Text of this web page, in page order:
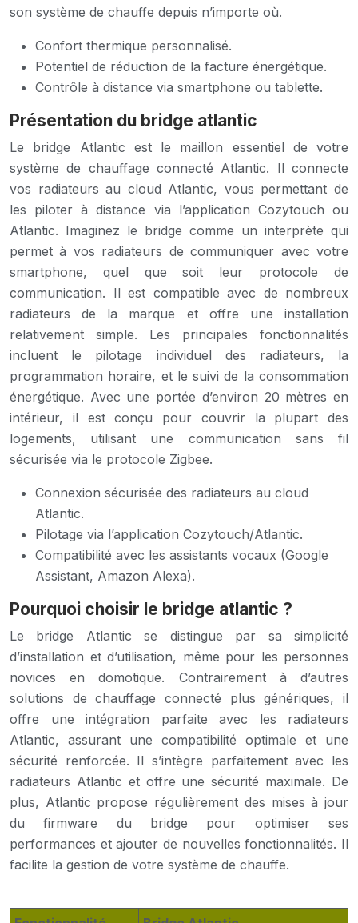
son système de chauffe depuis n’importe où.
Confort thermique personnalisé.
Potentiel de réduction de la facture énergétique.
Contrôle à distance via smartphone ou tablette.
Présentation du bridge atlantic
Le bridge Atlantic est le maillon essentiel de votre
système de chauffage connecté Atlantic. Il connecte
vos radiateurs au cloud Atlantic, vous permettant de
les piloter à distance via l’application Cozytouch ou
Atlantic. Imaginez le bridge comme un interprète qui
permet à vos radiateurs de communiquer avec votre
smartphone, quel que soit leur protocole de
communication. Il est compatible avec de nombreux
radiateurs de la marque et offre une installation
relativement simple. Les principales fonctionnalités
incluent le pilotage individuel des radiateurs, la
programmation horaire, et le suivi de la consommation
énergétique. Avec une portée d’environ 20 mètres en
intérieur, il est conçu pour couvrir la plupart des
logements, utilisant une communication sans fil
sécurisée via le protocole Zigbee.
Connexion sécurisée des radiateurs au cloud
Atlantic.
Pilotage via l’application Cozytouch/Atlantic.
Compatibilité avec les assistants vocaux (Google
Assistant, Amazon Alexa).
Pourquoi choisir le bridge atlantic ?
Le bridge Atlantic se distingue par sa simplicité
d’installation et d’utilisation, même pour les personnes
novices en domotique. Contrairement à d’autres
solutions de chauffage connecté plus génériques, il
offre une intégration parfaite avec les radiateurs
Atlantic, assurant une compatibilité optimale et une
sécurité renforcée. Il s’intègre parfaitement avec les
radiateurs Atlantic et offre une sécurité maximale. De
plus, Atlantic propose régulièrement des mises à jour
du firmware du bridge pour optimiser ses
performances et ajouter de nouvelles fonctionnalités. Il
facilite la gestion de votre système de chauffe.